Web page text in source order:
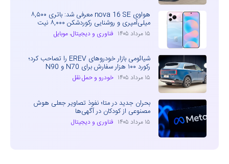
هواوی nova 16 SE معرفی شد: باتری ۸,۵۰۰
میلی‌آمپری و روشنایی رکوردشکن ۸,۰۰۰ نیت
۱۵ مرداد ۱۴۰۵ فناوری و دیجیتال، موبایل
شیائومی بازار خودروهای EREV را تصاحب کرد؛
رکورد ۱۰۰ هزار سفارش برای N70 و N90
۱۵ مرداد ۱۴۰۵ خودرو و حمل نقل
بحران جدید در متا؛ نفوذ تصاویر جعلی هوش
مصنوعی از کودکان در آگهی‌ها
۱۵ مرداد ۱۴۰۵ فناوری و دیجیتال